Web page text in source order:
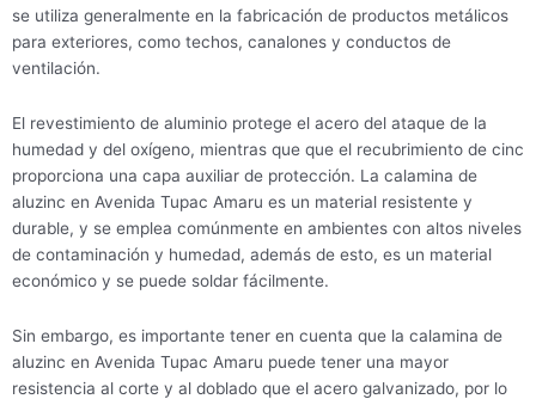
se utiliza generalmente en la fabricación de productos metálicos
para exteriores, como techos, canalones y conductos de
ventilación.
El revestimiento de aluminio protege el acero del ataque de la
humedad y del oxígeno, mientras que que el recubrimiento de cinc
proporciona una capa auxiliar de protección. La calamina de
aluzinc en Avenida Tupac Amaru es un material resistente y
durable, y se emplea comúnmente en ambientes con altos niveles
de contaminación y humedad, además de esto, es un material
económico y se puede soldar fácilmente.
Sin embargo, es importante tener en cuenta que la calamina de
aluzinc en Avenida Tupac Amaru puede tener una mayor
resistencia al corte y al doblado que el acero galvanizado, por lo